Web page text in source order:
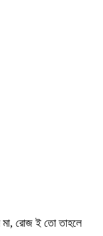
মা, রোজ ই তো তাহলে